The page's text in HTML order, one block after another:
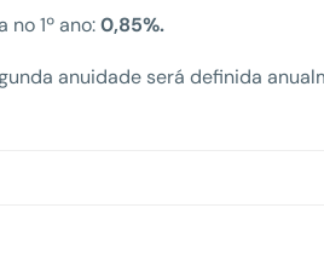
no 1º ano:0,85%.
anuidade será definida